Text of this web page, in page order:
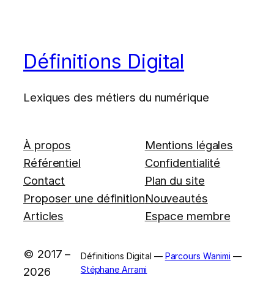
Définitions Digital
Lexiques des métiers du numérique
À propos
Référentiel
Contact
Proposer une définition
Articles
Mentions légales
Confidentialité
Plan du site
Nouveautés
Espace membre
© 2017 –
2026
Définitions Digital — Parcours Wanimi —
Stéphane Arrami